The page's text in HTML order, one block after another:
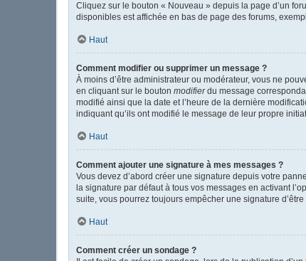
Cliquez sur le bouton « Nouveau » depuis la page d’un
disponibles est affichée en bas de page des forums,
Haut
Comment modifier ou supprimer un message ?
À moins d’être administrateur ou modérateur, vous ne
en cliquant sur le bouton modifierdu message
modifié ainsi que la date et l’heure de la dernière
indiquant qu’ils ont modifié le message de leur propre
Haut
Comment ajouter une signature à mes messages ?
Vous devez d’abord créer une signature depuis votre
la signature par défaut à tous vos messages en activant
suite, vous pourrez toujours empêcher une signature
Haut
Comment créer un sondage ?